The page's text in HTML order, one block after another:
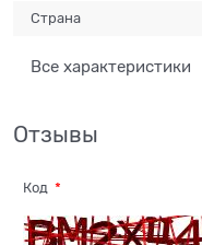
Страна
Все характеристики
Отзывы
Код